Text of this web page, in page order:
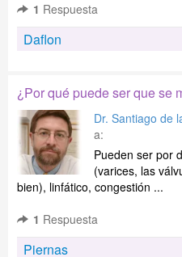
1 Respuesta
Daflon
¿Por qué puede ser que se
Dr. Santiago de
a:
Pueden ser por
(varices, las
bien), linfático, congestión ...
1 Respuesta
Piernas